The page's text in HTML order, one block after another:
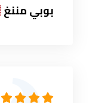
بوبي مننغ